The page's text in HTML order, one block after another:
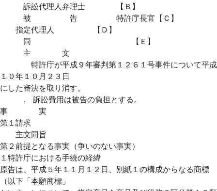
訴訟代理人弁理士 【Ｂ】
被 告 特許庁長官【Ｃ】
指定代理人 【Ｄ】
同 【Ｅ】
主 文
特許庁が平成９年審判第１２６１号事件について平成
１０年１０月２３日
にした審決を取り消す。
. 訴訟費用は被告の負担とする。
事 実
第１請求
主文同旨
第２前提となる事実（争いのない事実）
１特許庁における手続の経緯
原告は、平成５年１１月１２日、別紙１の構成からなる商標
（以下「本願商標」